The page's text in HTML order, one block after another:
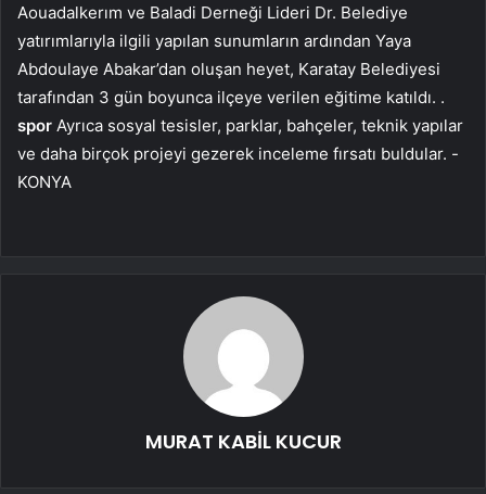
Aouadalkerım ve Baladi Derneği Lideri Dr. Belediye
yatırımlarıyla ilgili yapılan sunumların ardından Yaya
Abdoulaye Abakar’dan oluşan heyet, Karatay Belediyesi
tarafından 3 gün boyunca ilçeye verilen eğitime katıldı. .
spor Ayrıca sosyal tesisler, parklar, bahçeler, teknik yapılar
ve daha birçok projeyi gezerek inceleme fırsatı buldular. -
KONYA
MURAT KABİL KUCUR